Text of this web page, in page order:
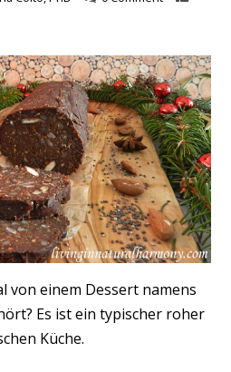
von einem Dessert namens
Es ist ein typischer roher
Küche.